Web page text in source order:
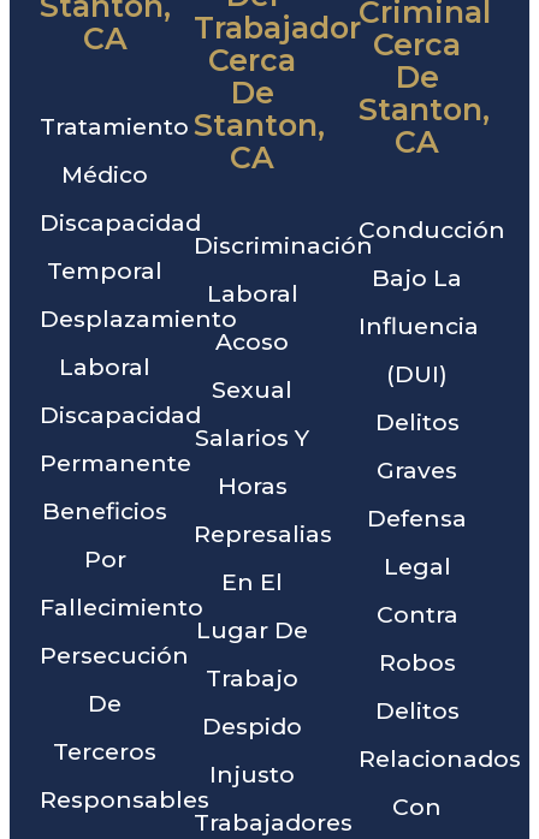
CA
Tratamiento
Médico
Discapacidad
Temporal
Desplazamiento
Laboral
Discapacidad
Permanente
Beneficios
Por
Fallecimiento
Persecución
De
Terceros
Responsables
Trabajador
Cerca
De
Stanton,
CA
Discriminación
Laboral
Acoso
Sexual
Salarios Y
Horas
Represalias
En El
Lugar De
Trabajo
Despido
Injusto
Trabajadores
Criminal
Cerca
De
Stanton,
CA
Conducción
Bajo La
Influencia
(DUI)
Delitos
Graves
Defensa
Legal
Contra
Robos
Delitos
Relacionados
Con